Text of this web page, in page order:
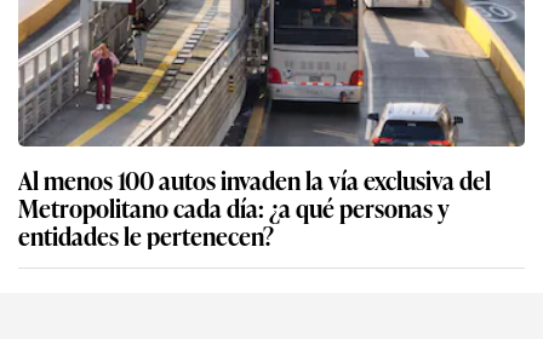
Al menos 100 autos invaden la vía exclusiva del
Metropolitano cada día: ¿a qué personas y
entidades le pertenecen?